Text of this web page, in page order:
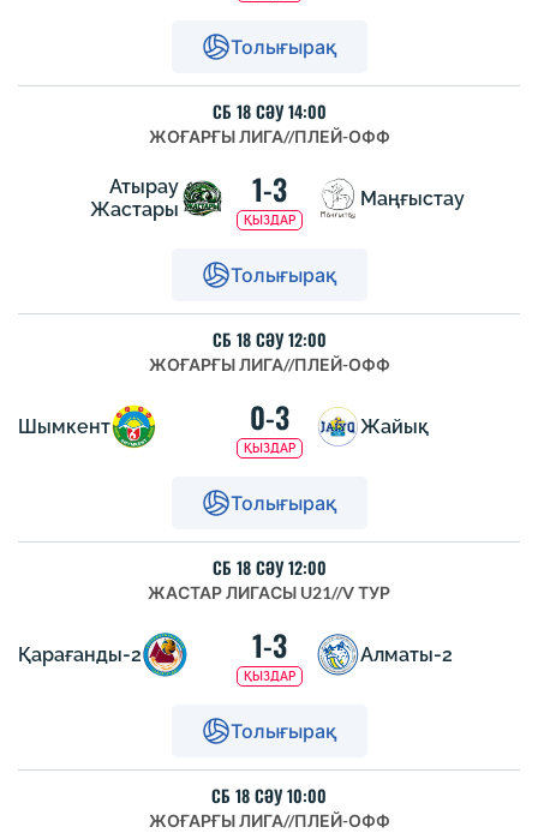
Толығырақ
СБ 18 СӘУ 14:00
ЖОҒАРҒЫ ЛИГА//ПЛЕЙ-ОФФ
Атырау
Жастары
1-3
ҚЫЗДАР
Маңғыстау
Толығырақ
СБ 18 СӘУ 12:00
ЖОҒАРҒЫ ЛИГА//ПЛЕЙ-ОФФ
Шымкент 0-3
ҚЫЗДАР
Жайық
Толығырақ
СБ 18 СӘУ 12:00
ЖАСТАР ЛИГАСЫ U21//V ТУР
Қарағанды-2 1-3
ҚЫЗДАР
Алматы-2
Толығырақ
СБ 18 СӘУ 10:00
ЖОҒАРҒЫ ЛИГА//ПЛЕЙ-ОФФ